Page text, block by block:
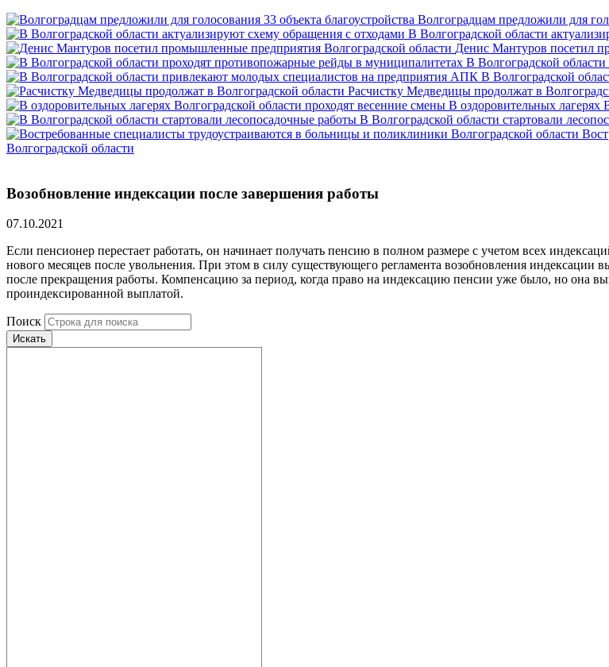
Волгоградцам предложили для
В Волгоградской области
Денис Мантуров посетил
В Волгоградской
В Волгоградской
Расчистку Медведицы продолжат в
В оздоровительных лагерях
В Волгоградской области стартовали
Волгоградской области
Возобновление индексации после завершения работы
07.10.2021
Если пенсионер перестает работать, он начинает получать пенсию в полном размере с учетом всех
нового месяцев после увольнения. При этом в силу существующего регламента возобновления индексации
после прекращения работы. Компенсацию за период, когда право на индексацию пенсии уже было, но она
проиндексированной выплатой.
Поиск
Искать